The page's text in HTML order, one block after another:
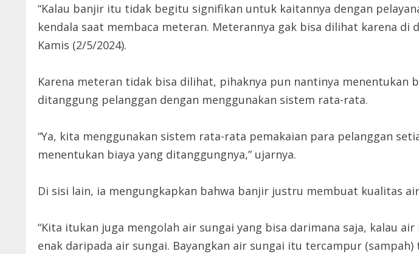
“Kalau banjir itu tidak begitu signifikan untuk kaitannya dengan
kendala saat membaca meteran. Meterannya gak bisa dilihat karena di
Kamis (2/5/2024).
Karena meteran tidak bisa dilihat, pihaknya pun nantinya menentukan
ditanggung pelanggan dengan menggunakan sistem rata-rata.
“Ya, kita menggunakan sistem rata-rata pemakaian para pelanggan
menentukan biaya yang ditanggungnya,” ujarnya.
Di sisi lain, ia mengungkapkan bahwa banjir justru membuat kualitas
“Kita itukan juga mengolah air sungai yang bisa darimana saja, kalau
enak daripada air sungai. Bayangkan air sungai itu tercampur